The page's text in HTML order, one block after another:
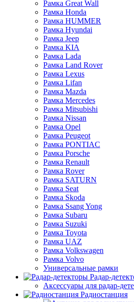
Рамка Great Wall
Рамка Honda
Рамка HUMMER
Рамка Hyundai
Рамка Jeep
Рамка KIA
Рамка Lada
Рамка Land Rover
Рамка Lexus
Рамка Lifan
Рамка Mazda
Рамка Mercedes
Рамка Mitsubishi
Рамка Nissan
Рамка Opel
Рамка Peugeot
Рамка PONTIAC
Рамка Porsche
Рамка Renault
Рамка Rover
Рамка SATURN
Рамка Seat
Рамка Skoda
Рамка Ssang Yong
Рамка Subaru
Рамка Suzuki
Рамка Toyota
Рамка UAZ
Рамка Volkswagen
Рамка Volvo
Универсальные рамки
Радар-
Аксессуары для радар-
Радиостанция